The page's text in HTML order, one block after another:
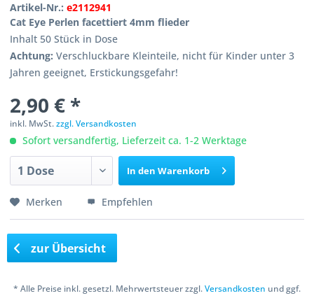
Artikel-Nr.:e2112941
Cat Eye Perlen facettiert 4mm flieder
Inhalt 50 Stück in Dose
Achtung: Verschluckbare Kleinteile, nicht für Kinder unter 3
Jahren geeignet, Erstickungsgefahr!
2,90 € *
inkl. MwSt.zzgl. Versandkosten
Sofort versandfertig, Lieferzeit ca. 1-2 Werktage
In den Warenkorb
Merken Empfehlen
zur Übersicht
* Alle Preise inkl. gesetzl. Mehrwertsteuer zzgl.Versandkosten und ggf.